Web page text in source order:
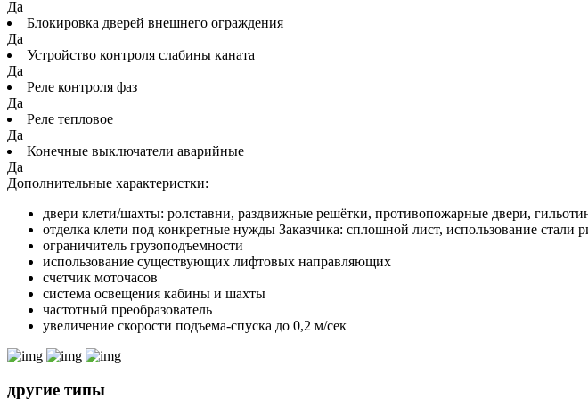
Да
Блокировка дверей внешнего ограждения
Да
Устройство контроля слабины каната
Да
Реле контроля фаз
Да
Реле тепловое
Да
Конечные выключатели аварийные
Да
Дополнительные характеристки:
двери клети/шахты: ролставни, раздвижные решётки, противопожарные двери,
отделка клети под конкретные нужды Заказчика: сплошной лист, использование
ограничитель грузоподъемности
использование существующих лифтовых направляющих
счетчик моточасов
система освещения кабины и шахты
частотный преобразователь
увеличение скорости подъема-спуска до 0,2 м/сек
другие типы